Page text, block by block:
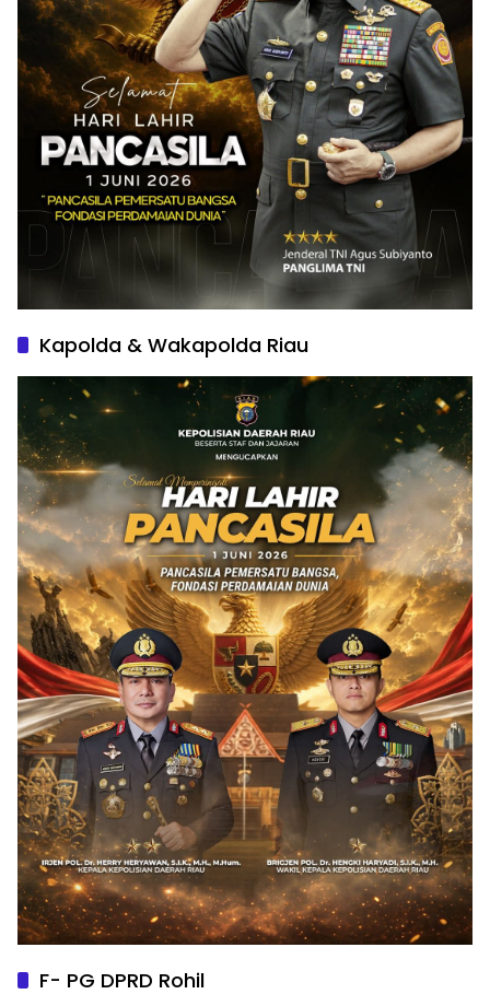
Kapolda & Wakapolda Riau
F- PG DPRD Rohil